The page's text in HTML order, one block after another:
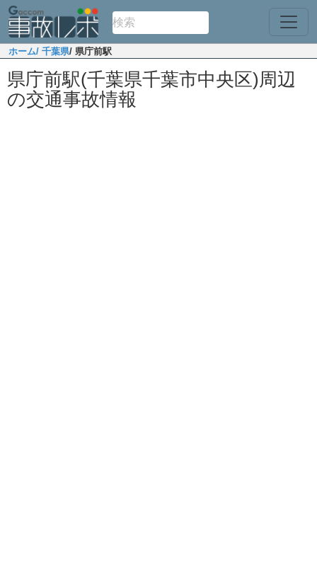
ホーム/ 千葉県/ 県庁前駅
県庁前駅(千葉県千葉市中央区)周辺
の交通事故情報